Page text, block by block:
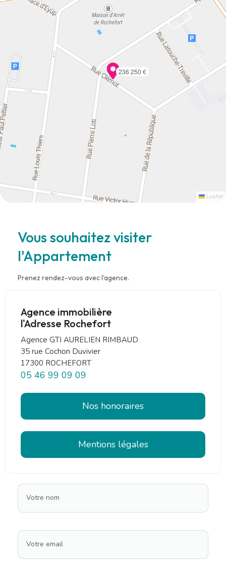
236 250 €
Leaflet
Vous souhaitez visiter
l'Appartement
Prenez rendez-vous avec l'agence.
Agence immobilière
l'Adresse Rochefort
Agence GTI AURELIEN RIMBAUD
35 rue Cochon Duvivier
17300 ROCHEFORT
05 46 99 09 09
Nos honoraires
Mentions légales
Votre nom
Votre email